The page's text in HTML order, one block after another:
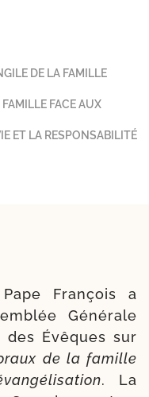
DE LA FAMILLE
FAMILLE FACE AUX
ET LA RESPONSABILITÉ
François a
Générale
des Évêques sur
de la famille
. La